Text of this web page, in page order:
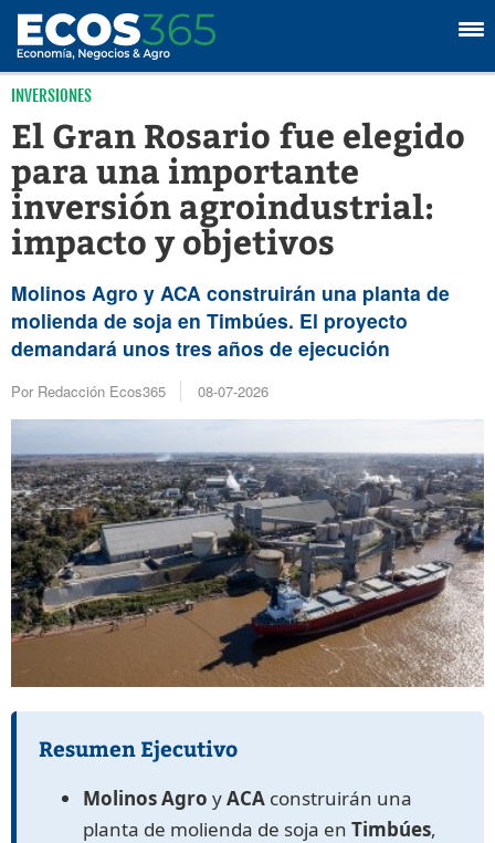
INVERSIONES
El Gran Rosario fue elegido
para una importante
inversión agroindustrial:
impacto y objetivos
Molinos Agro y ACA construirán una planta de
molienda de soja en Timbúes. El proyecto
demandará unos tres años de ejecución
Por Redacción Ecos365 08-07-2026
Resumen Ejecutivo
Molinos Agro yACA construirán una
planta de molienda de soja en Timbúes,